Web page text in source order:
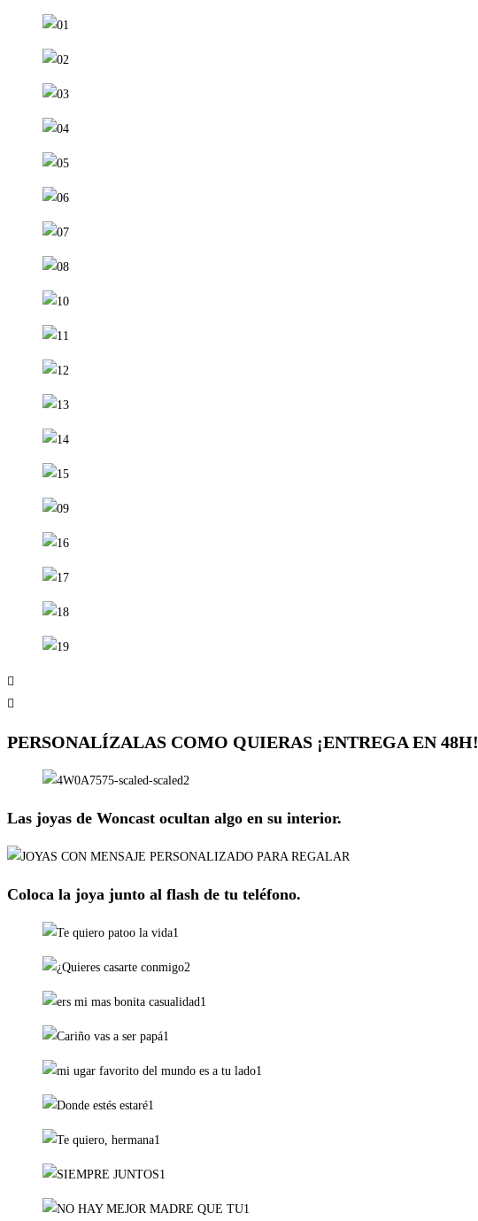
PERSONALÍZALAS COMO QUIERAS ¡ENTREGA EN 48H!
Las joyas de Woncast ocultan algo en su interior.
Coloca la joya junto al flash de tu teléfono.